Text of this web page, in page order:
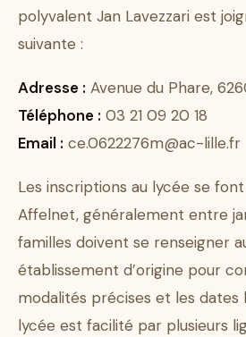
polyvalent Jan Lavezzari est
suivante :
Adresse : Avenue du Phare,
Téléphone : 03 21 09 20 18
Email : ce.0622276m@ac-lille.fr
Les inscriptions au lycée se
Affelnet, généralement entre
familles doivent se renseigner
établissement d’origine pour
modalités précises et les dates
lycée est facilité par plusieurs